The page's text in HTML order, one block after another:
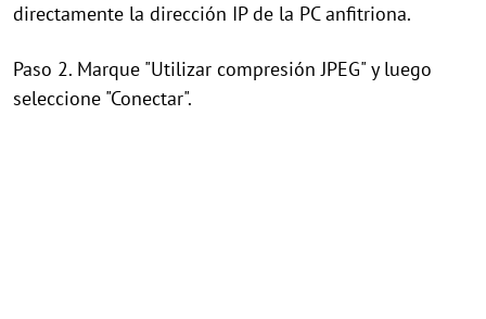
directamente la dirección IP de la PC anfitriona.
Paso 2. Marque "Utilizar compresión JPEG" y luego
seleccione "Conectar".